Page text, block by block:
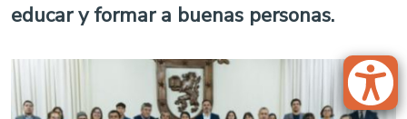
educar y formar a buenas personas.